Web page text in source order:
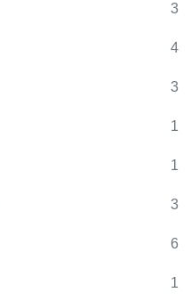
3
4
3
1
1
3
6
1